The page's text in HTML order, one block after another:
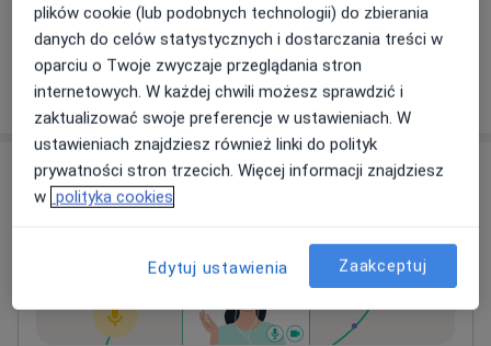
Szczegóły
W jaki sposób ustalane są ceny?
Adres
plików cookie (lub podobnych technologii) do zbierania
danych do celów statystycznych i dostarczania treści w
oparciu o Twoje zwyczaje przeglądania stron
internetowych. W każdej chwili możesz sprawdzić i
zaktualizować swoje preferencje w ustawieniach. W
ustawieniach znajdziesz również linki do polityk
prywatności stron trzecich. Więcej informacji znajdziesz
w polityka cookies
Edytuj ustawienia Zaakceptuj